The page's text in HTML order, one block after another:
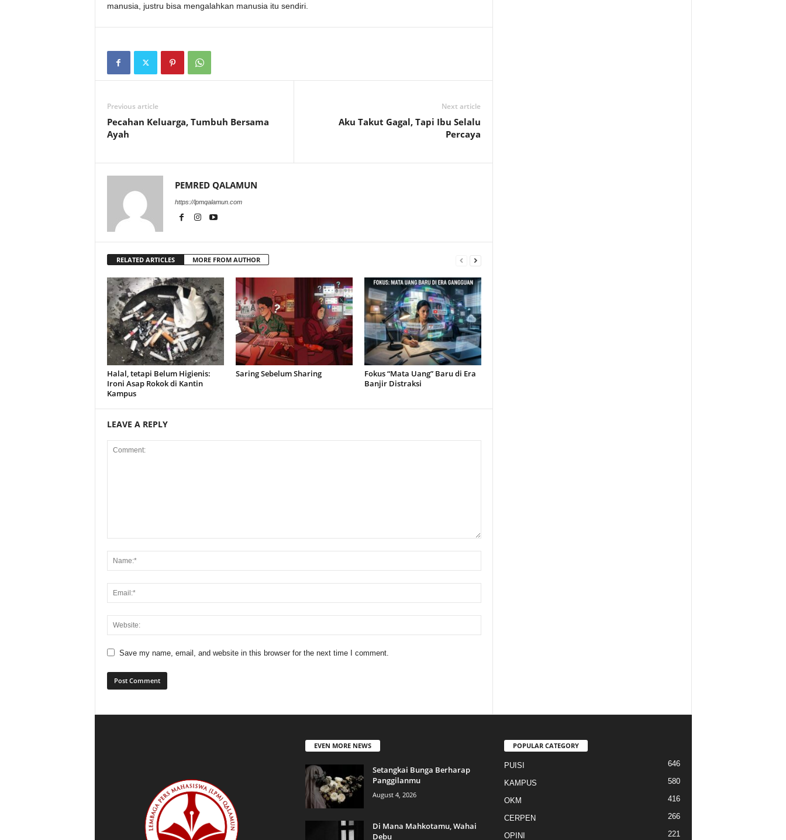
manusia, justru bisa mengalahkan manusia itu sendiri.
Previous article
Pecahan Keluarga, Tumbuh Bersama
Ayah
Next article
Aku Takut Gagal, Tapi Ibu Selalu
Percaya
PEMRED QALAMUN
https://lpmqalamun.com
RELATED ARTICLES MORE FROM AUTHOR
Halal, tetapi Belum Higienis:
Ironi Asap Rokok di Kantin
Kampus
Saring Sebelum Sharing
Fokus “Mata Uang” Baru di Era
Banjir Distraksi
LEAVE A REPLY
Save my name, email, and website in this browser for the next time I comment.
EVEN MORE NEWS
Setangkai Bunga Berharap
Panggilanmu
August 4, 2026
Di Mana Mahkotamu, Wahai
Debu
POPULAR CATEGORY
PUISI 646
KAMPUS 580
OKM 416
CERPEN 266
OPINI 221